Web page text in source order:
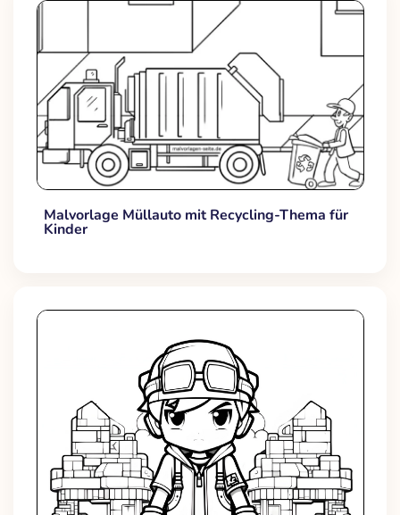
Malvorlage Müllauto mit Recycling-Thema für
Kinder